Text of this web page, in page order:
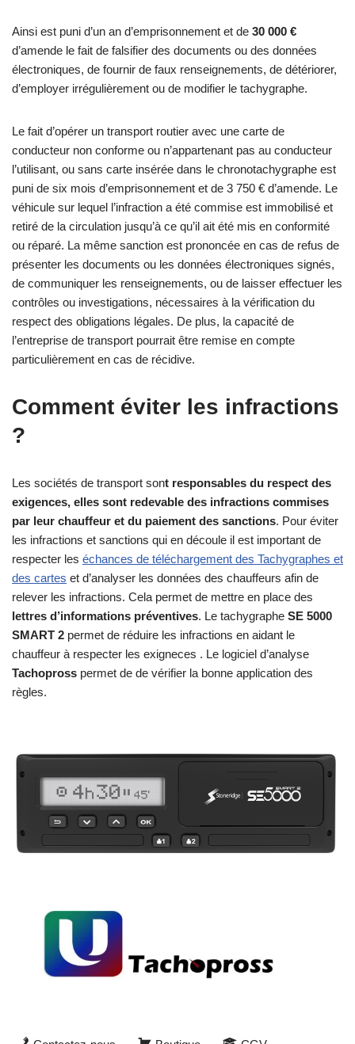
Ainsi est puni d’un an d’emprisonnement et de 30 000 €
d’amende le fait de falsifier des documents ou des données
électroniques, de fournir de faux renseignements, de détériorer,
d’employer irrégulièrement ou de modifier le tachygraphe.
Le fait d’opérer un transport routier avec une carte de
conducteur non conforme ou n’appartenant pas au conducteur
l’utilisant, ou sans carte insérée dans le chronotachygraphe est
puni de six mois d’emprisonnement et de 3 750 € d’amende. Le
véhicule sur lequel l’infraction a été commise est immobilisé et
retiré de la circulation jusqu’à ce qu’il ait été mis en conformité
ou réparé. La même sanction est prononcée en cas de refus de
présenter les documents ou les données électroniques signés,
de communiquer les renseignements, ou de laisser effectuer les
contrôles ou investigations, nécessaires à la vérification du
respect des obligations légales. De plus, la capacité de
l’entreprise de transport pourrait être remise en compte
particulièrement en cas de récidive.
Comment éviter les infractions
?
Les sociétés de transport sont responsables du respect des
exigences, elles sont redevable des infractions commises
par leur chauffeur et du paiement des sanctions. Pour éviter
les infractions et sanctions qui en découle il est important de
respecter les échances de téléchargement des Tachygraphes et
des cartes et d’analyser les données des chauffeurs afin de
relever les infractions. Cela permet de mettre en place des
lettres d’informations préventives. Le tachygraphe SE 5000
SMART 2 permet de réduire les infractions en aidant le
chauffeur à respecter les exigneces . Le logiciel d’analyse
Tachopross permet de de vérifier la bonne application des
règles.